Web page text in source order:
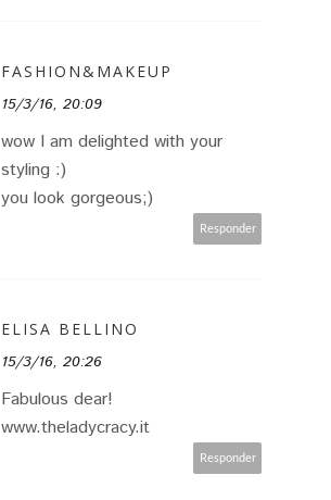
FASHION&MAKEUP
15/3/16, 20:09
wow I am delighted with your
styling :)
you look gorgeous;)
Responder
ELISA BELLINO
15/3/16, 20:26
Fabulous dear!
www.theladycracy.it
Responder